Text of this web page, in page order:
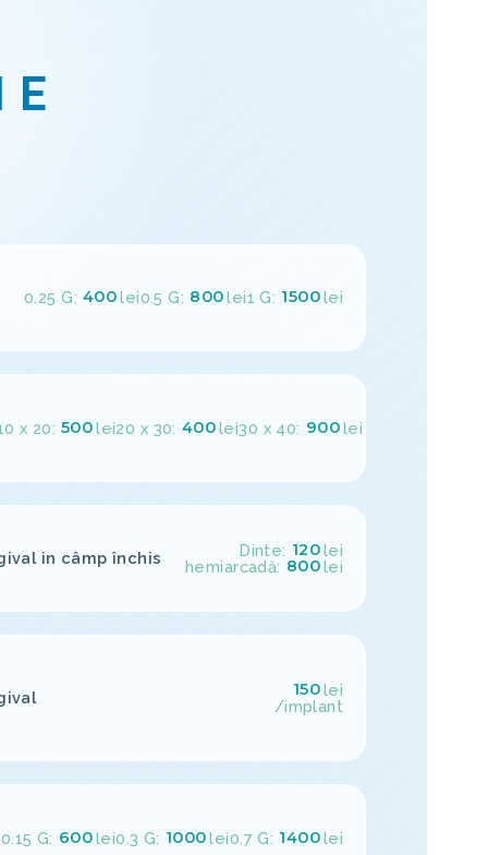
0.25 G: 400lei0.5 G: 800lei1 G: 1500lei
x 20: 500lei20 x 30: 400lei30 x 40: 900lei
in câmp închis Dinte: 120lei
hemiarcadă: 800lei
150lei
/implant
0.15 G: 600lei0.3 G: 1000 lei0.7 G: 1400lei